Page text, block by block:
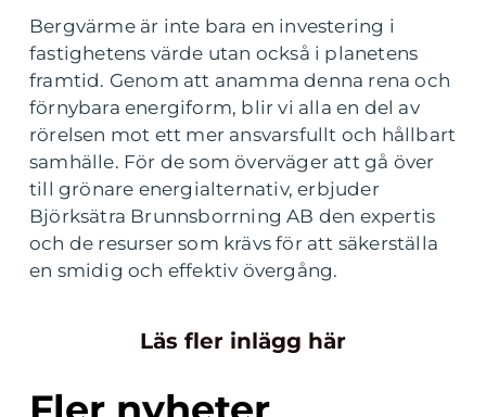
Bergvärme är inte bara en investering i
fastighetens värde utan också i planetens
framtid. Genom att anamma denna rena och
förnybara energiform, blir vi alla en del av
rörelsen mot ett mer ansvarsfullt och hållbart
samhälle. För de som överväger att gå över
till grönare energialternativ, erbjuder
Björksätra Brunnsborrning AB den expertis
och de resurser som krävs för att säkerställa
en smidig och effektiv övergång.
Läs fler inlägg här